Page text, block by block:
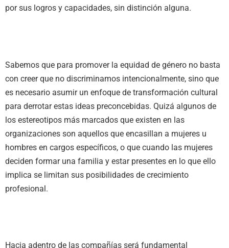
por sus logros y capacidades, sin distinción alguna.
Sabemos que para promover la equidad de género no basta
con creer que no discriminamos intencionalmente, sino que
es necesario asumir un enfoque de transformación cultural
para derrotar estas ideas preconcebidas. Quizá algunos de
los estereotipos más marcados que existen en las
organizaciones son aquellos que encasillan a mujeres u
hombres en cargos específicos, o que cuando las mujeres
deciden formar una familia y estar presentes en lo que ello
implica se limitan sus posibilidades de crecimiento
profesional.
Hacia adentro de las compañías será fundamental